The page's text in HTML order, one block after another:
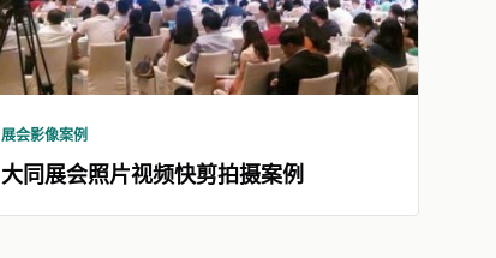
展会影像案例
大同展会照片视频快剪拍摄案例